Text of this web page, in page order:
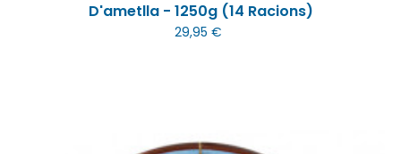
D'ametlla - 1250g (14 Racions)
29,95 €